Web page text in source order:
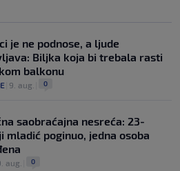
je ne podnose, a ljude
Biljka koja bi trebala rasti
balkonu
9. aug. 0
saobraćajna nesreća: 23-
mladić poginuo, jedna osoba
aug. 0